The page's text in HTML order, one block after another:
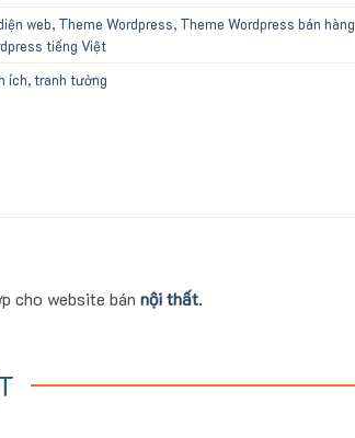
web, Theme Wordpress, Theme Wordpress bán hàng
tiếng Việt
ích,tranh tường
cho website bán nội thất.